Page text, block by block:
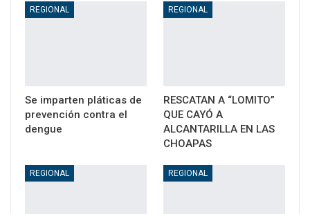
REGIONAL
Se imparten pláticas de
prevención contra el
dengue
REGIONAL
RESCATAN A “LOMITO”
QUE CAYÓ A
ALCANTARILLA EN LAS
CHOAPAS
REGIONAL REGIONAL